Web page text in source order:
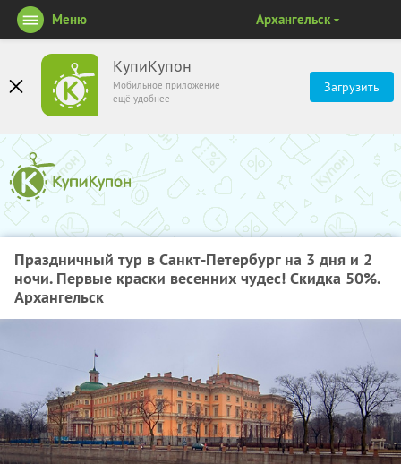
КупиКупон
Мобильное приложение
ещё удобнее
Загрузить
Меню Архангельск
Праздничный тур в Санкт-Петербург на 3 дня и 2
ночи. Первые краски весенних чудес! Скидка 50%.
Архангельск